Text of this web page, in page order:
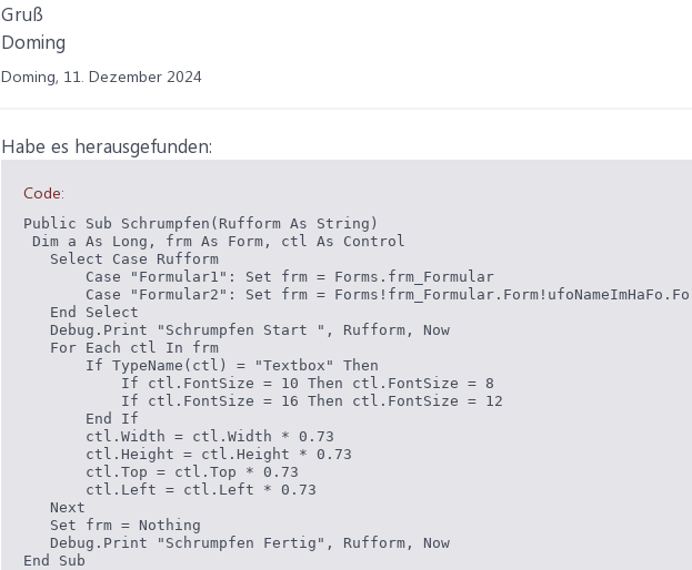
Gruß
Doming
Doming, 11. Dezember 2024
Habe es herausgefunden:
Code:
Public Sub Schrumpfen(Rufform As String)
Dim a As Long, frm As Form, ctl As Control
   Select Case Rufform
       Case "Formular1": Set frm = Forms.frm_Formular
Case "Formular2": Set frm =
   End Select
   Debug.Print "Schrumpfen Start ", Rufform, Now
   For Each ctl In frm
       If TypeName(ctl) = "Textbox" Then
           If ctl.FontSize = 10 Then ctl.FontSize = 8
           If ctl.FontSize = 16 Then ctl.FontSize = 12
       End If
       ctl.Width = ctl.Width * 0.73
       ctl.Height = ctl.Height * 0.73
       ctl.Top = ctl.Top * 0.73
       ctl.Left = ctl.Left * 0.73
   Next
   Set frm = Nothing
   Debug.Print "Schrumpfen Fertig", Rufform, Now
End Sub